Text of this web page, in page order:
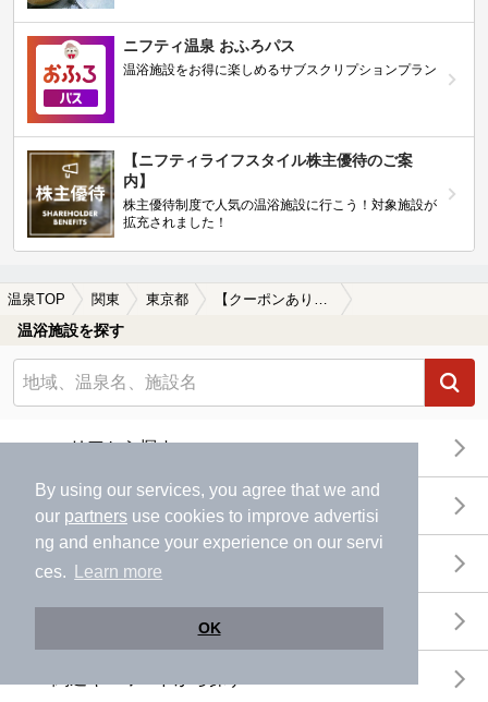
By using our services, you agree that we and
our partners use cookies to improve advertisi
ng and enhance your experience on our servi
ces.
Learn more
OK
ニフティ温泉 おふろパス
温浴施設をお得に楽しめるサブスクリプションプラン
【ニフティライフスタイル株主優待のご案
内】
株主優待制度で人気の温浴施設に行こう！対象施設が
拡充されました！
温泉TOP 関東 東京都
温浴施設を探す
エリアから探す
地図から探す
特徴から探す